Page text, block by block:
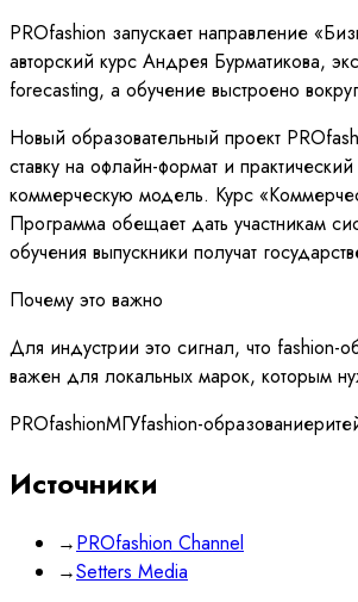
PROfashion запускает направление
авторский курс Андрея Бурматикова,
forecasting, а обучение выстроено
Новый образовательный проект
ставку на офлайн-формат и
коммерческую модель. Курс
Программа обещает дать участникам
обучения выпускники получат
Почему это важно
Для индустрии это сигнал, что fashion-
важен для локальных марок, которым
PROfashionМГУfashion-образование
Источники
→PROfashion Channel
→Setters Media